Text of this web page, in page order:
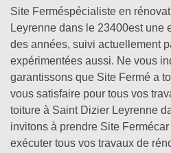
Site Ferméspécialiste en
Leyrenne dans le 23400est une
des années, suivi actuellement
expérimentées aussi. Ne vous
garantissons que Site Fermé a
vous satisfaire pour tous vos
toiture à Saint Dizier Leyrenne
invitons à prendre Site
exécuter tous vos travaux de